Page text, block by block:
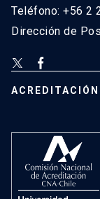
Teléfono: +56 2
Dirección de
ACREDITACIÓN